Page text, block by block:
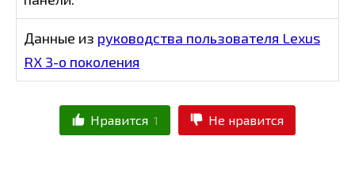
Данные из руководства пользователя Lexus
RX 3-о поколения
Нравится 1 Не нравится